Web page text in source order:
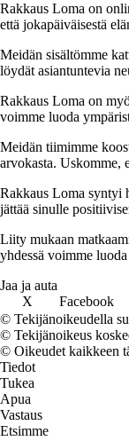
Rakkaus Loma on
että jokapäiväisestä
Meidän sisältömme
löydät asiantuntevia
Rakkaus Loma on
voimme luoda
Meidän tiimimme
arvokasta. Uskomme,
Rakkaus Loma syntyi
jättää sinulle
Liity mukaan
yhdessä voimme
Jaa ja auta
X
Facebook
© Tekijänoikeudella
© Tekijänoikeus
© Oikeudet kaikkeen
Tiedot
Tukea
Apua
Vastaus
Etsimme